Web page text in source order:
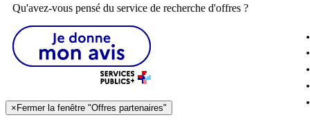
Qu'avez-vous pensé du service de recherche d'offres ?
× Fermer la fenêtre "Offres partenaires"